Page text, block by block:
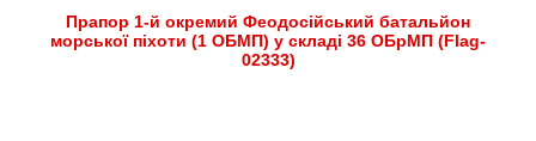
Прапор 1-й окремий Феодосійський батальйон
морської піхоти (1 ОБМП) у складі 36 ОБрМП (Flag-
02333)